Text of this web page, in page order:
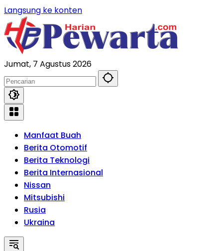
Langsung ke konten
Jumat, 7 Agustus 2026
Manfaat Buah
Berita Otomotif
Berita Teknologi
Berita Internasional
Nissan
Mitsubishi
Rusia
Ukraina